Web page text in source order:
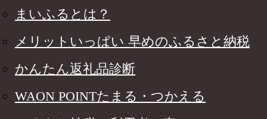
まいふるとは？
メリットいっぱい 早めのふるさと納税
かんたん返礼品診断
WAON POINTたまる・つかえる